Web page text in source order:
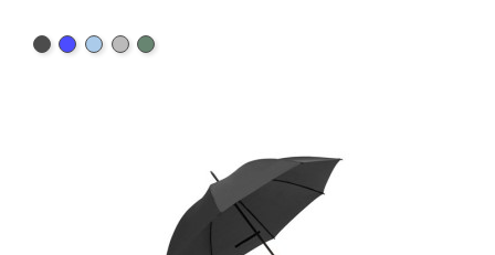
NoirBleuBleuGrisVert